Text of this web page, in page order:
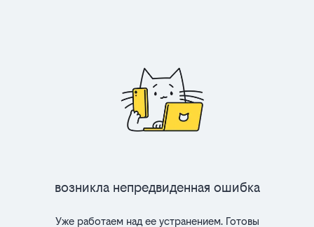
Возникла непредвиденная ошибка
Уже работаем над ее устранением. Готовы